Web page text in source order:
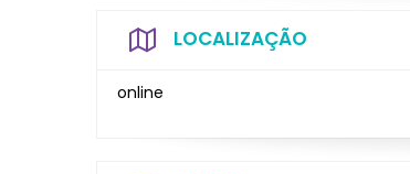
LOCALIZAÇÃO
online